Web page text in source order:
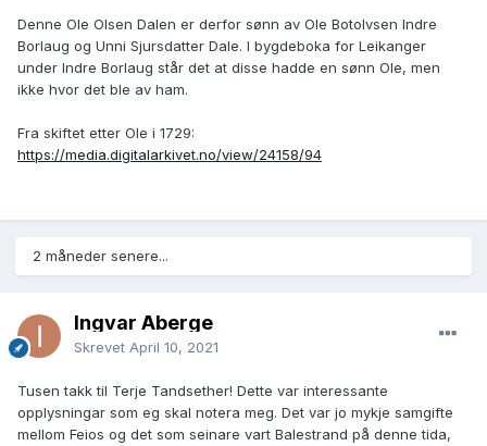
Denne Ole Olsen Dalen er derfor sønn av Ole Botolvsen Indre
Borlaug og Unni Sjursdatter Dale. I bygdeboka for Leikanger
under Indre Borlaug står det at disse hadde en sønn Ole, men
ikke hvor det ble av ham.
Fra skiftet etter Ole i 1729:
https://media.digitalarkivet.no/view/24158/94
2 måneder senere...
Ingvar Åberge
Skrevet April 10, 2021
Tusen takk til Terje Tandsether! Dette var interessante
opplysningar som eg skal notera meg. Det var jo mykje samgifte
mellom Feios og det som seinare vart Balestrand på denne tida,